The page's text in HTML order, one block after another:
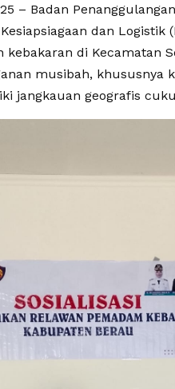
– Badan
dan Logistik
kebakaran di Kecamatan
musibah, khususnya
jangkauan geografis